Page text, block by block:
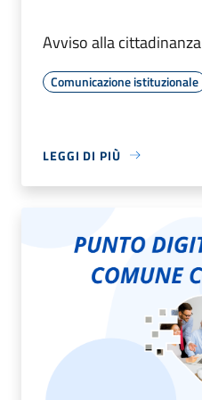
Avviso alla cittadinanza
Comunicazione istituzionale
LEGGI DI PIÙ